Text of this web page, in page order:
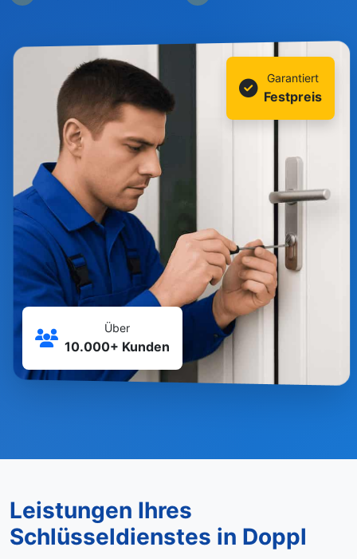
Garantiert
Festpreis
Über
10.000+ Kunden
Leistungen Ihres
Schlüsseldienstes in Doppl